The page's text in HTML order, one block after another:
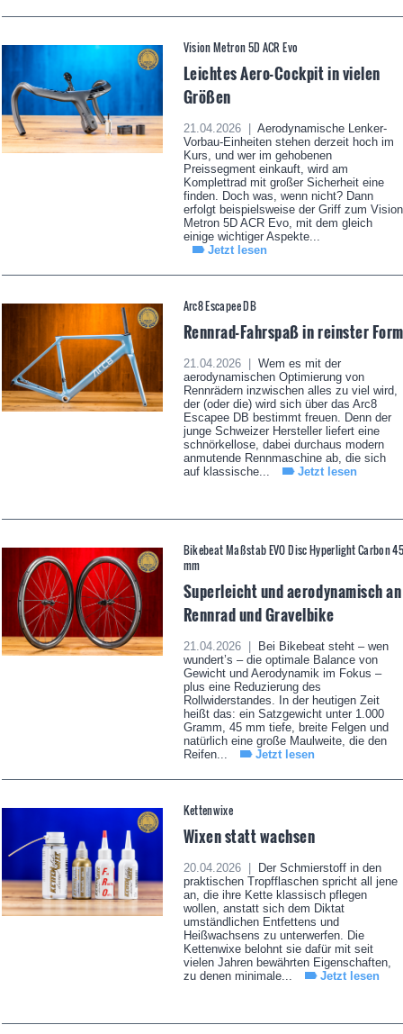
Vision Metron 5D ACR Evo
Leichtes Aero-Cockpit in vielen
Größen
21.04.2026 |
Aerodynamische Lenker-
Vorbau-Einheiten stehen derzeit hoch im
Kurs, und wer im gehobenen
Preissegment einkauft, wird am
Komplettrad mit großer Sicherheit eine
finden. Doch was, wenn nicht? Dann
erfolgt beispielsweise der Griff zum Vision
Metron 5D ACR Evo, mit dem gleich
einige wichtiger Aspekte...
Jetzt lesen
Arc8 Escapee DB
Rennrad-Fahrspaß in reinster Form
21.04.2026 |
Wem es mit der
aerodynamischen Optimierung von
Rennrädern inzwischen alles zu viel wird,
der (oder die) wird sich über das Arc8
Escapee DB bestimmt freuen. Denn der
junge Schweizer Hersteller liefert eine
schnörkellose, dabei durchaus modern
anmutende Rennmaschine ab, die sich
auf klassische...
Jetzt lesen
Bikebeat Maßstab EVO Disc Hyperlight Carbon
mm
Superleicht und aerodynamisch an
Rennrad und Gravelbike
21.04.2026 |
Bei Bikebeat steht – wen
wundert’s – die optimale Balance von
Gewicht und Aerodynamik im Fokus –
plus eine Reduzierung des
Rollwiderstandes. In der heutigen Zeit
heißt das: ein Satzgewicht unter 1.000
Gramm, 45 mm tiefe, breite Felgen und
natürlich eine große Maulweite, die den
Reifen...
Jetzt lesen
Kettenwixe
Wixen statt wachsen
20.04.2026 |
Der Schmierstoff in den
praktischen Tropfflaschen spricht all jene
an, die ihre Kette klassisch pflegen
wollen, anstatt sich dem Diktat
umständlichen Entfettens und
Heißwachsens zu unterwerfen. Die
Kettenwixe belohnt sie dafür mit seit
vielen Jahren bewährten Eigenschaften,
zu denen minimale...
Jetzt lesen